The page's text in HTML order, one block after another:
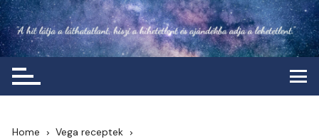
Skip
to
content
Home
Vega receptek